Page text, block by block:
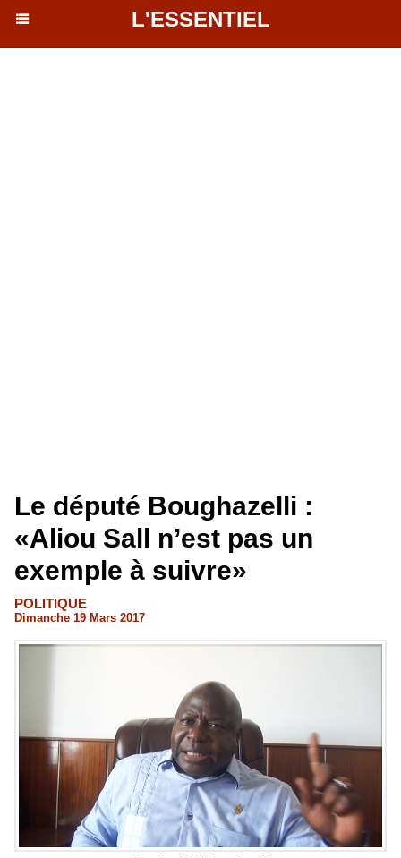
L'ESSENTIEL
Le député Boughazelli :
«Aliou Sall n’est pas un
exemple à suivre»
POLITIQUE
Dimanche 19 Mars 2017